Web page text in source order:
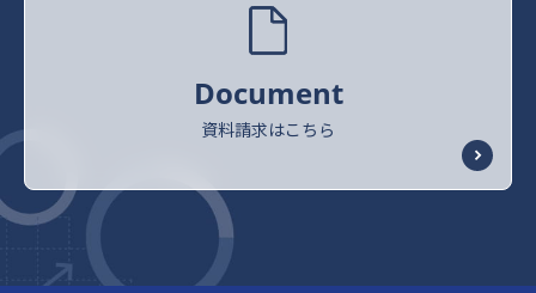
Document
資料請求はこちら